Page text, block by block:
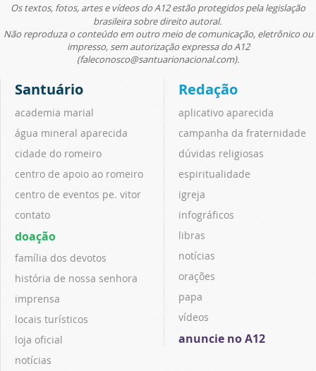
Os textos, fotos, artes e vídeos do A12 estão protegidos pela legislação
brasileira sobre direito autoral.
Não reproduza o conteúdo em outro meio de comunicação, eletrônico ou
impresso, sem autorização expressa do A12
(faleconosco@santuarionacional.com).
Santuário
academia marial
água mineral aparecida
cidade do romeiro
centro de apoio ao romeiro
centro de eventos pe. vitor
contato
doação
família dos devotos
história de nossa senhora
imprensa
locais turísticos
loja oficial
notícias
Redação
aplicativo aparecida
campanha da fraternidade
dúvidas religiosas
espiritualidade
igreja
infográficos
libras
notícias
orações
papa
vídeos
anuncie no A12